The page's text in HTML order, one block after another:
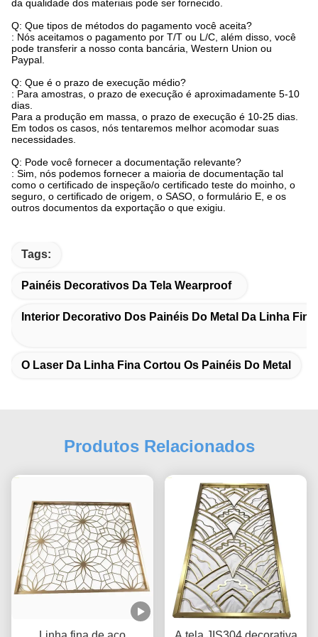
da qualidade dos materiais pode ser fornecido.
Q: Que tipos de métodos do pagamento você aceita?
: Nós aceitamos o pagamento por T/T ou L/C, além disso, você
pode transferir a nosso conta bancária, Western Union ou
Paypal.
Q: Que é o prazo de execução médio?
: Para amostras, o prazo de execução é aproximadamente 5-10
dias.
Para a produção em massa, o prazo de execução é 10-25 dias.
Em todos os casos, nós tentaremos melhor acomodar suas
necessidades.
Q: Pode você fornecer a documentação relevante?
: Sim, nós podemos fornecer a maioria de documentação tal
como o certificado de inspeção/o certificado teste do moinho, o
seguro, o certificado de origem, o SASO, o formulário E, e os
outros documentos da exportação o que exigiu.
Tags:
Painéis Decorativos Da Tela Wearproof
Interior Decorativo Dos Painéis Do Metal Da Linha Fina
O Laser Da Linha Fina Cortou Os Painéis Do Metal
Produtos Relacionados